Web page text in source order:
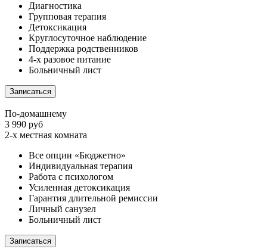
Диагностика
Групповая терапия
Детоксикация
Круглосуточное наблюдение
Поддержка родственников
4-х разовое питание
Больничный лист
Записаться
По-домашнему
3 990 руб
2-х местная комната
Все опции «Бюджетно»
Индивидуальная терапия
Работа с психологом
Усиленная детоксикация
Гарантия длительной ремиссии
Личный санузел
Больничный лист
Записаться